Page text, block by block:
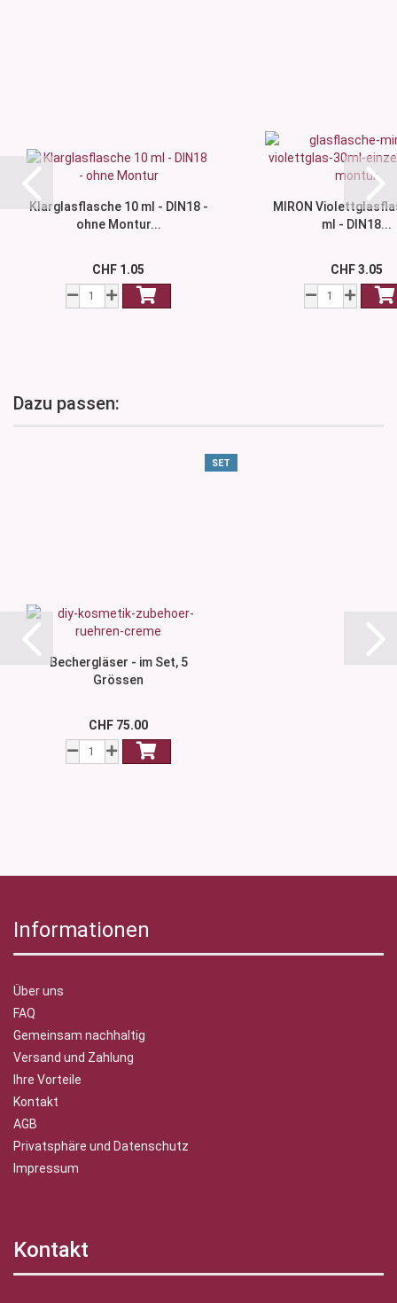
Klarglasflasche 10 ml - DIN18 -
ohne Montur...
CHF 1.05
MIRON
ml - DIN18...
CHF 3.05
Dazu passen:
SET
Bechergläser - im Set, 5
Grössen
CHF 75.00
Informationen
Über uns
FAQ
Gemeinsam nachhaltig
Versand und Zahlung
Ihre Vorteile
Kontakt
AGB
Privatsphäre und Datenschutz
Impressum
Kontakt